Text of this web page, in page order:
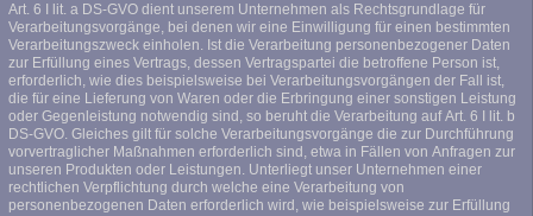
Art. 6 I lit. a DS-GVO dient unserem Unternehmen als Rechtsgrundlage für
Verarbeitungsvorgänge, bei denen wir eine Einwilligung für einen bestimmten
Verarbeitungszweck einholen. Ist die Verarbeitung personenbezogener Daten
zur Erfüllung eines Vertrags, dessen Vertragspartei die betroffene Person ist,
erforderlich, wie dies beispielsweise bei Verarbeitungsvorgängen der Fall ist,
die für eine Lieferung von Waren oder die Erbringung einer sonstigen Leistung
oder Gegenleistung notwendig sind, so beruht die Verarbeitung auf Art. 6 I lit. b
DS-GVO. Gleiches gilt für solche Verarbeitungsvorgänge die zur Durchführung
vorvertraglicher Maßnahmen erforderlich sind, etwa in Fällen von Anfragen zur
unseren Produkten oder Leistungen. Unterliegt unser Unternehmen einer
rechtlichen Verpflichtung durch welche eine Verarbeitung von
personenbezogenen Daten erforderlich wird, wie beispielsweise zur Erfüllung